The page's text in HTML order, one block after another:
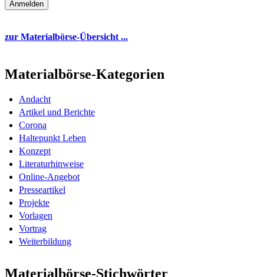
zur Materialbörse-Übersicht ...
Materialbörse-Kategorien
Andacht
Artikel und Berichte
Corona
Haltepunkt Leben
Konzept
Literaturhinweise
Online-Angebot
Presseartikel
Projekte
Vorlagen
Vortrag
Weiterbildung
Materialbörse-Stichwörter